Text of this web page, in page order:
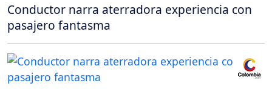
Conductor narra aterradora experiencia con
pasajero fantasma